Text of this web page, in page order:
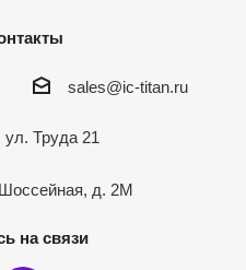
sales@ic-titan.ru
ул. Труда 21
д. 2М
на связи